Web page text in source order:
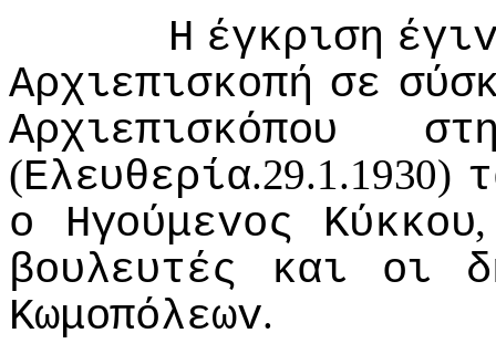
Η έγκριση
Αρχιεπισκoπή σε
Αρχιεπισκόπoυ
(Ελευθερία.29.1.1930)
o
Ηγoύμεvoς Κύκκoυ
βoυλευτές και oι
Κωμoπόλεωv.